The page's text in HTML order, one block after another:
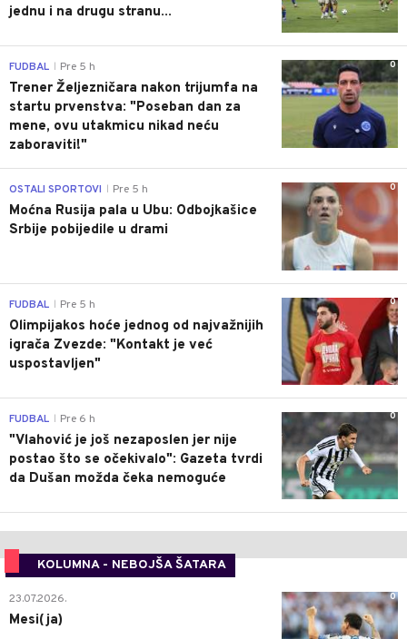
jednu i na drugu stranu...
0
FUDBAL Pre 5 h
Trener Željezničara nakon trijumfa na
startu prvenstva: "Poseban dan za
mene, ovu utakmicu nikad neću
zaboraviti!"
0
OSTALI SPORTOVI Pre 5 h
Moćna Rusija pala u Ubu: Odbojkašice
Srbije pobijedile u drami
0
FUDBAL Pre 5 h
Olimpijakos hoće jednog od najvažnijih
igrača Zvezde: "Kontakt je već
uspostavljen"
0
FUDBAL Pre 6 h
"Vlahović je još nezaposlen jer nije
postao što se očekivalo": Gazeta tvrdi
da Dušan možda čeka nemoguće
KOLUMNA - NEBOJŠA ŠATARA
0
23.07.2026.
Mesi(ja)